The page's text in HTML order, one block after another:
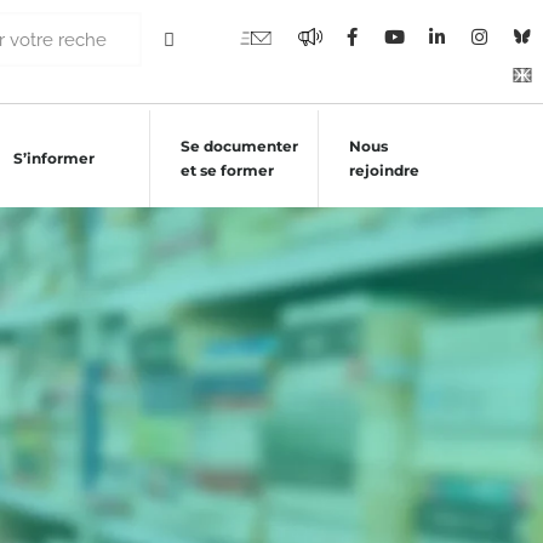
S’informer
Se documenter
et se former
Nous
rejoindre